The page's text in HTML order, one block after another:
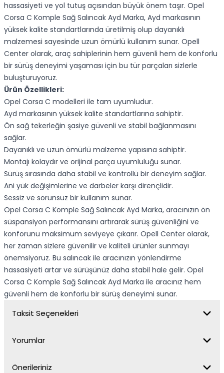
hassasiyeti ve yol tutuş açısından büyük önem taşır. Opel
Corsa C Komple Sağ Salıncak Ayd Marka, Ayd markasının
yüksek kalite standartlarında üretilmiş olup dayanıklı
malzemesi sayesinde uzun ömürlü kullanım sunar. Opell
Center olarak, araç sahiplerinin hem güvenli hem de konforlu
bir sürüş deneyimi yaşaması için bu tür parçaları sizlerle
buluşturuyoruz.
Ürün Özellikleri:
Opel Corsa C modelleri ile tam uyumludur.
Ayd markasının yüksek kalite standartlarına sahiptir.
Ön sağ tekerleğin şasiye güvenli ve stabil bağlanmasını
sağlar.
Dayanıklı ve uzun ömürlü malzeme yapısına sahiptir.
Montajı kolaydır ve orijinal parça uyumluluğu sunar.
Sürüş sırasında daha stabil ve kontrollü bir deneyim sağlar.
Ani yük değişimlerine ve darbeler karşı dirençlidir.
Sessiz ve sorunsuz bir kullanım sunar.
Opel Corsa C Komple Sağ Salıncak Ayd Marka, aracınızın ön
süspansiyon performansını artırarak sürüş güvenliğini ve
konforunu maksimum seviyeye çıkarır. Opell Center olarak,
her zaman sizlere güvenilir ve kaliteli ürünler sunmayı
önemsiyoruz. Bu salıncak ile aracınızın yönlendirme
hassasiyeti artar ve sürüşünüz daha stabil hale gelir. Opel
Corsa C Komple Sağ Salıncak Ayd Marka ile aracınız hem
güvenli hem de konforlu bir sürüş deneyimi sunar.
Taksit Seçenekleri
Yorumlar
Önerileriniz